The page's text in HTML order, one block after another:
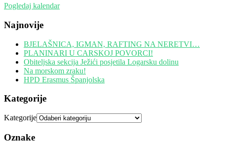
Pogledaj kalendar
Najnovije
BJELAŠNICA, IGMAN, RAFTING NA NERETVI…
PLANINARI U CARSKOJ POVORCI!
Obiteljska sekcija Ježići posjetila Logarsku dolinu
Na morskom zraku!
HPD Erasmus Španjolska
Kategorije
Kategorije
Oznake